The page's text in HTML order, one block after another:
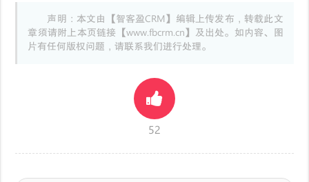
声明：本文由【智客盈CRM】编辑上传发布，转载此文
章须请附上本页链接【www.fbcrm.cn】及出处。如内容、图
片有任何版权问题，请联系我们进行处理。
52